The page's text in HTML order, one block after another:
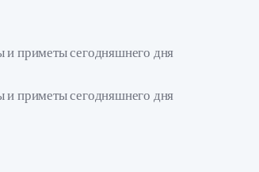
и приметы сегодняшнего дня
и приметы сегодняшнего дня